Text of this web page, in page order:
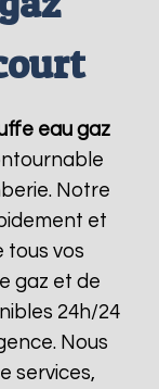
eau gaz
Notre
et
tous vos
gaz et de
24h/24
Nous
services,